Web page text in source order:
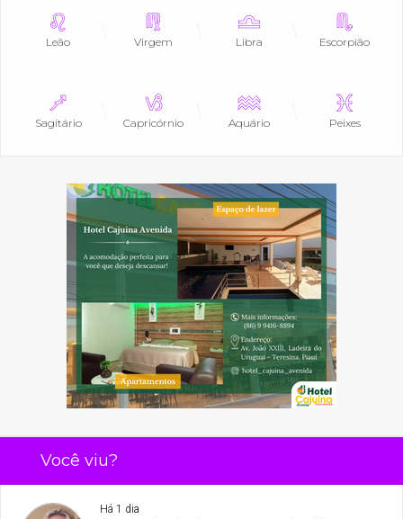
Leão Virgem Libra Escorpião
Sagitário Capricórnio Aquário Peixes
Você viu?
Há 1 dia